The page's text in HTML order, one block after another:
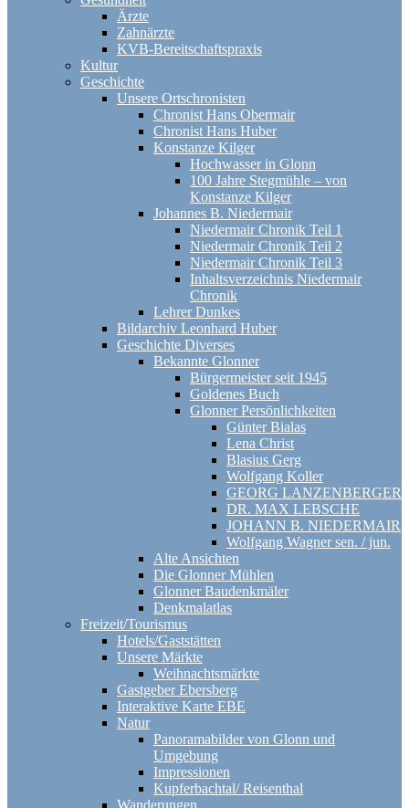
Ärzte
Zahnärzte
KVB-Bereitschaftspraxis
Kultur
Geschichte
Unsere Ortschronisten
Chronist Hans Obermair
Chronist Hans Huber
Konstanze Kilger
Hochwasser in Glonn
100 Jahre Stegmühle – von
Konstanze Kilger
Johannes B. Niedermair
Niedermair Chronik Teil 1
Niedermair Chronik Teil 2
Niedermair Chronik Teil 3
Inhaltsverzeichnis Niedermair
Chronik
Lehrer Dunkes
Bildarchiv Leonhard Huber
Geschichte Diverses
Bekannte Glonner
Bürgermeister seit 1945
Goldenes Buch
Glonner Persönlichkeiten
Günter Bialas
Lena Christ
Blasius Gerg
Wolfgang Koller
GEORG LANZENBERGER
DR. MAX LEBSCHE
JOHANN B. NIEDERMAIR
Wolfgang Wagner sen. / jun.
Alte Ansichten
Die Glonner Mühlen
Glonner Baudenkmäler
Denkmalatlas
Freizeit/Tourismus
Hotels/Gaststätten
Unsere Märkte
Weihnachtsmärkte
Gastgeber Ebersberg
Interaktive Karte EBE
Natur
Panoramabilder von Glonn und
Umgebung
Impressionen
Kupferbachtal/ Reisenthal
Wanderungen